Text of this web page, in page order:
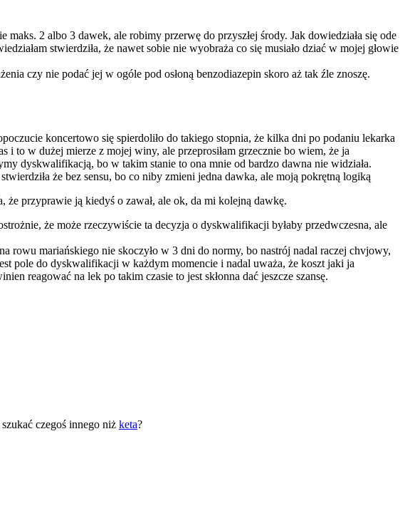
2 albo 3 dawek, ale robimy przerwę do przyszłej środy. Jak dowiedziała się ode
stwierdziła, że nawet sobie nie wyobraża co się musiało dziać w mojej głowie
czy nie podać jej w ogóle pod osłoną benzodiazepin skoro aż tak źle znoszę.
koncertowo się spierdoliło do takiego stopnia, że kilka dni po podaniu lekarka
i to w dużej mierze z mojej winy, ale przeprosiłam grzecznie bo wiem, że ja
dyskwalifikacją, bo w takim stanie to ona mnie od bardzo dawna nie widziała.
że bez sensu, bo co niby zmieni jedna dawka, ale moją pokrętną logiką
że przyprawie ją kiedyś o zawał, ale ok, da mi kolejną dawkę.
że może rzeczywiście ta decyzja o dyskwalifikacji byłaby przedwczesna, ale
rowu mariańskiego nie skoczyło w 3 dni do normy, bo nastrój nadal raczej chvjowy,
pole do dyskwalifikacji w każdym momencie i nadal uważa, że koszt jaki ja
reagować na lek po takim czasie to jest skłonna dać jeszcze szansę.
czegoś innego niż keta?